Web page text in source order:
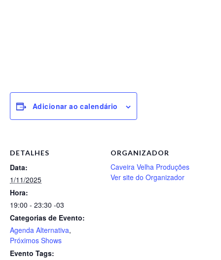
Adicionar ao calendário
DETALHES
Data:
1/11/2025
Hora:
19:00 - 23:30 -03
Categorias de Evento:
Agenda Alternativa,
Próximos Shows
Evento Tags:
ORGANIZADOR
Caveira Velha Produções
Ver site do Organizador